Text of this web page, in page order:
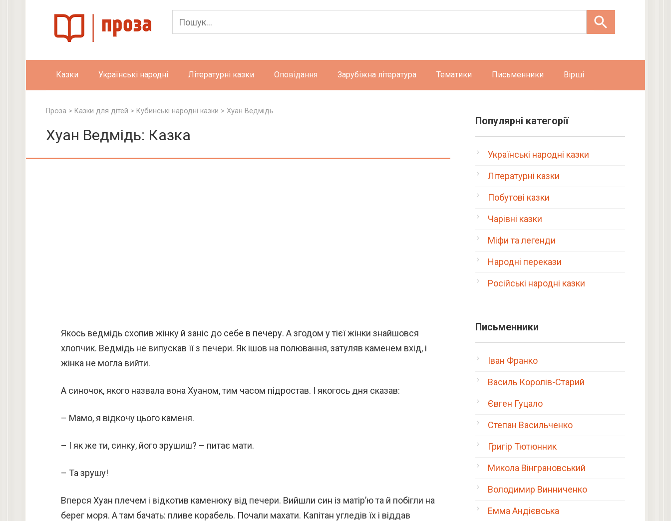
Казки Українські народні Літературні казки Оповідання Зарубіжна література Тематики Письменники Вірші
Проза > Казки для дітей > Кубинські народні казки > Хуан Ведмідь
Хуан Ведмідь: Казка
Якось ведмідь схопив жінку й заніс до себе в печеру. А згодом у тієї жінки знайшовся
хлопчик. Ведмідь не випускав її з печери. Як ішов на полювання, затуляв каменем вхід, і
жінка не могла вийти.
А синочок, якого назвала вона Хуаном, тим часом підростав. І якогось дня сказав:
– Мамо, я відкочу цього каменя.
– І як же ти, синку, його зрушиш? – питає мати.
– Та зрушу!
Вперся Хуан плечем і відкотив каменюку від печери. Вийшли син із матір’ю та й побігли на
берег моря. А там бачать: пливе корабель. Почали махати. Капітан угледів їх і віддав
Популярні категорії
Українські народні казки
Літературні казки
Побутові казки
Чарівні казки
Міфи та легенди
Народні перекази
Російські народні казки
Письменники
Іван Франко
Василь Королів-Старий
Євген Гуцало
Степан Васильченко
Григір Тютюнник
Микола Вінграновський
Володимир Винниченко
Емма Андієвська